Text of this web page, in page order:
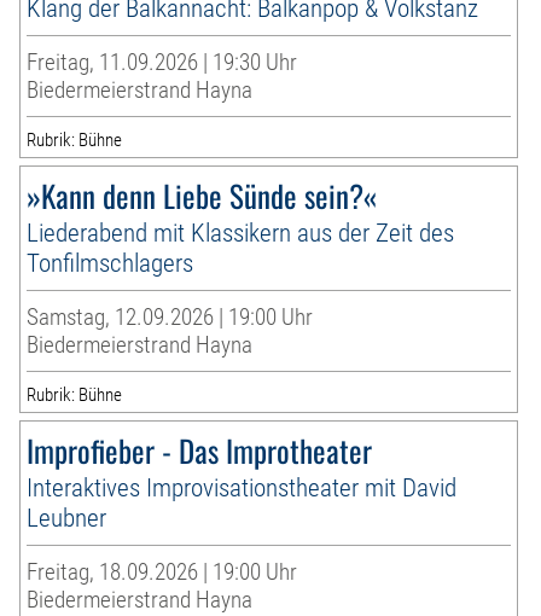
Klang der Balkannacht: Balkanpop & Volkstanz
Freitag, 11.09.2026 | 19:30 Uhr
Biedermeierstrand Hayna
Rubrik: Bühne
»Kann denn Liebe Sünde sein?«
Liederabend mit Klassikern aus der Zeit des
Tonfilmschlagers
Samstag, 12.09.2026 | 19:00 Uhr
Biedermeierstrand Hayna
Rubrik: Bühne
Improfieber - Das Improtheater
Interaktives Improvisationstheater mit David
Leubner
Freitag, 18.09.2026 | 19:00 Uhr
Biedermeierstrand Hayna